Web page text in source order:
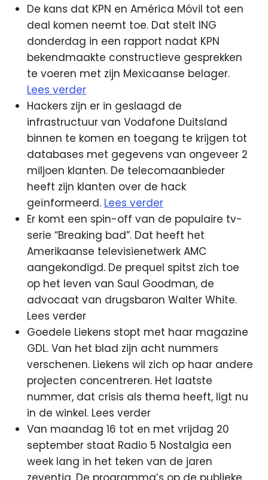
De kans dat KPN en América Móvil tot een
deal komen neemt toe. Dat stelt ING
donderdag in een rapport nadat KPN
bekendmaakte constructieve gesprekken
te voeren met zijn Mexicaanse belager.
Lees verder
Hackers zijn er in geslaagd de
infrastructuur van Vodafone Duitsland
binnen te komen en toegang te krijgen tot
databases met gegevens van ongeveer 2
miljoen klanten. De telecomaanbieder
heeft zijn klanten over de hack
geïnformeerd. Lees verder
Er komt een spin-off van de populaire tv-
serie “Breaking bad”. Dat heeft het
Amerikaanse televisienetwerk AMC
aangekondigd. De prequel spitst zich toe
op het leven van Saul Goodman, de
advocaat van drugsbaron Walter White.
Lees verder
Goedele Liekens stopt met haar magazine
GDL. Van het blad zijn acht nummers
verschenen. Liekens wil zich op haar andere
projecten concentreren. Het laatste
nummer, dat crisis als thema heeft, ligt nu
in de winkel. Lees verder
Van maandag 16 tot en met vrijdag 20
september staat Radio 5 Nostalgia een
week lang in het teken van de jaren